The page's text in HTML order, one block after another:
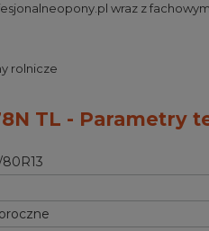
wraz z
rolnicze
TL - Parametry